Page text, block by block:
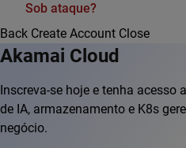
Sob ataque?
Back Create Account Close
Akamai Cloud
Inscreva-se hoje e tenha
de IA, armazenamento e K8s
negócio.